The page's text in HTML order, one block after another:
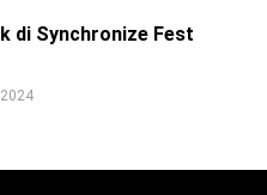
di Synchronize Fest